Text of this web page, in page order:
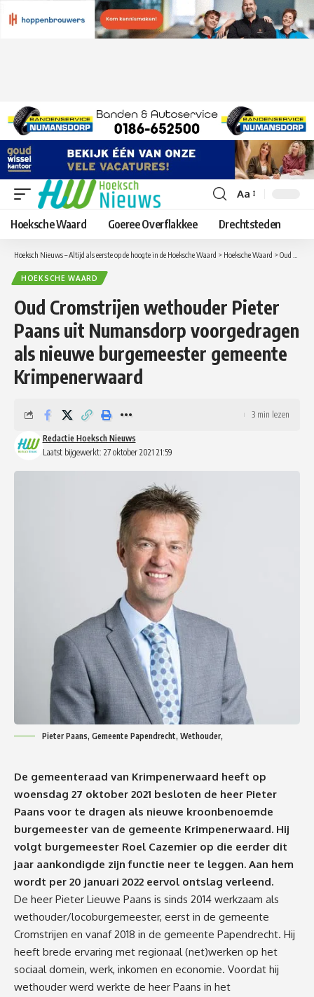
Lettergrootte
aanpassen
Aa
Hoeksche Waard Goeree Overflakkee Drechtsteden
Hoeksch Nieuws – Altijd als eerste op de hoogte in de Hoeksche Waard > Hoeksche Waard > Oud Cromstrijen wethouder Pieter Paans uit Numansdorp voorgedragen als nieuwe burgemeester gemeente Krimpenerwaard
HOEKSCHE WAARD
Oud Cromstrijen wethouder Pieter
Paans uit Numansdorp voorgedragen
als nieuwe burgemeester gemeente
Krimpenerwaard
Laatst bijgewerkt: 27 oktober 2021 21:59
Redactie Hoeksch Nieuws
3 min lezen
Pieter Paans, Gemeente Papendrecht, Wethouder,
De gemeenteraad van Krimpenerwaard heeft op
woensdag 27 oktober 2021 besloten de heer Pieter
Paans voor te dragen als nieuwe kroonbenoemde
burgemeester van de gemeente Krimpenerwaard. Hij
volgt burgemeester Roel Cazemier op die eerder dit
jaar aankondigde zijn functie neer te leggen. Aan hem
wordt per 20 januari 2022 eervol ontslag verleend.
De heer Pieter Lieuwe Paans is sinds 2014 werkzaam als
wethouder/locoburgemeester, eerst in de gemeente
Cromstrijen en vanaf 2018 in de gemeente Papendrecht. Hij
heeft brede ervaring met regionaal (net)werken op het
sociaal domein, werk, inkomen en economie. Voordat hij
wethouder werd werkte de heer Paans in het